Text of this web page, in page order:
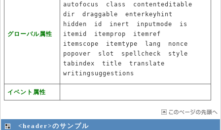
グローバル属性
autofocus
class
contenteditable
dir
draggable
enterkeyhint
hidden
id inert inputmode
is
itemid
itemprop
itemref
itemscope
itemtype lang
nonce
popover
slot spellcheck
style
tabindex
title
translate
writingsuggestions
イベント属性
<header>のサンプル